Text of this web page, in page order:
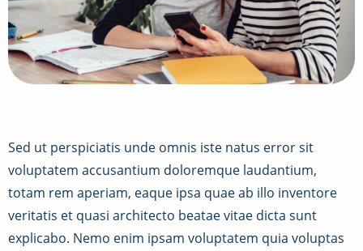
Sed ut perspiciatis unde omnis iste natus error sit
voluptatem accusantium doloremque laudantium,
totam rem aperiam, eaque ipsa quae ab illo inventore
veritatis et quasi architecto beatae vitae dicta sunt
explicabo. Nemo enim ipsam voluptatem quia voluptas